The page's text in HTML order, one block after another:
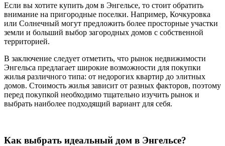
Если вы хотите купить дом в Энгельсе, то стоит обратить
внимание на пригородные поселки. Например, Кочкуровка
или Солнечный могут предложить более просторные участки
земли и больший выбор загородных домов с собственной
территорией.
В заключение следует отметить, что рынок недвижимости
Энгельса предлагает широкие возможности для покупки
жилья различного типа: от недорогих квартир до элитных
домов. Стоимость жилья зависит от разных факторов, поэтому
перед покупкой необходимо тщательно изучить рынок и
выбрать наиболее подходящий вариант для себя.
Как выбрать идеальный дом в Энгельсе?